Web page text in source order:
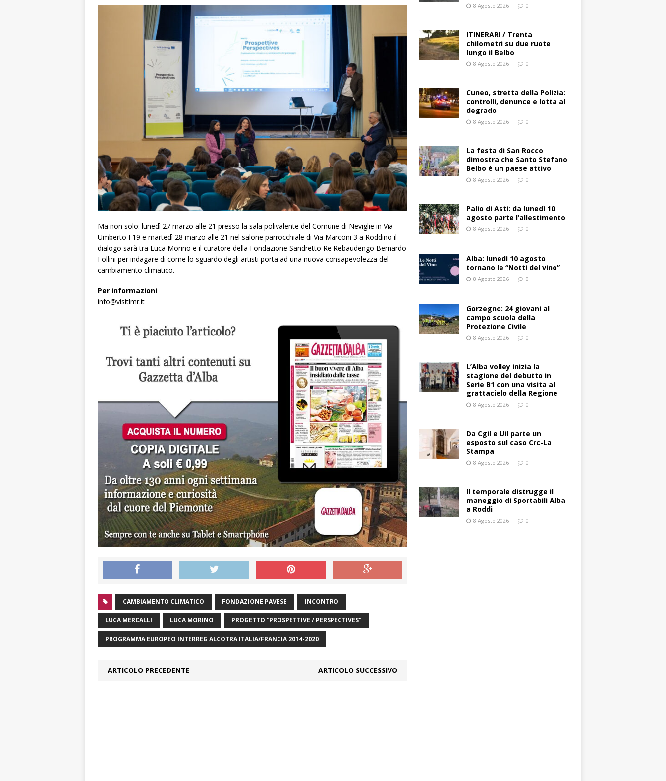
Ma non solo: lunedì 27 marzo alle 21 presso la sala polivalente del Comune di Neviglie in Via
Umberto I 19 e martedì 28 marzo alle 21 nel salone parrocchiale di Via Marconi 3 a Roddino il
dialogo sarà tra Luca Morino e il curatore della Fondazione Sandretto Re Rebaudengo Bernardo
Follini per indagare di come lo sguardo degli artisti porta ad una nuova consapevolezza del
cambiamento climatico.
Per informazioni
info@visitlmr.it
CAMBIAMENTO CLIMATICO FONDAZIONE PAVESE INCONTRO
LUCA MERCALLI LUCA MORINO PROGETTO “PROSPETTIVE / PERSPECTIVES”
PROGRAMMA EUROPEO INTERREG ALCOTRA ITALIA/FRANCIA 2014-2020
ARTICOLO PRECEDENTE ARTICOLO SUCCESSIVO
8 Agosto 2026 0
ITINERARI / Trenta
chilometri su due ruote
lungo il Belbo
8 Agosto 2026 0
Cuneo, stretta della Polizia:
controlli, denunce e lotta al
degrado
8 Agosto 2026 0
La festa di San Rocco
dimostra che Santo Stefano
Belbo è un paese attivo
8 Agosto 2026 0
Palio di Asti: da lunedì 10
agosto parte l’allestimento
8 Agosto 2026 0
Alba: lunedì 10 agosto
tornano le “Notti del vino”
8 Agosto 2026 0
Gorzegno: 24 giovani al
campo scuola della
Protezione Civile
8 Agosto 2026 0
L’Alba volley inizia la
stagione del debutto in
Serie B1 con una visita al
grattacielo della Regione
8 Agosto 2026 0
Da Cgil e Uil parte un
esposto sul caso Crc-La
Stampa
8 Agosto 2026 0
Il temporale distrugge il
maneggio di Sportabili Alba
a Roddi
8 Agosto 2026 0